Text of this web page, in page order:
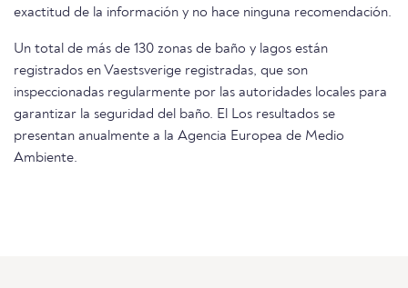
exactitud de la información y no hace ninguna recomendación.
Un total de más de 130 zonas de baño y lagos están
registrados en Vaestsverige registradas, que son
inspeccionadas regularmente por las autoridades locales para
garantizar la seguridad del baño. El Los resultados se
presentan anualmente a la Agencia Europea de Medio
Ambiente.